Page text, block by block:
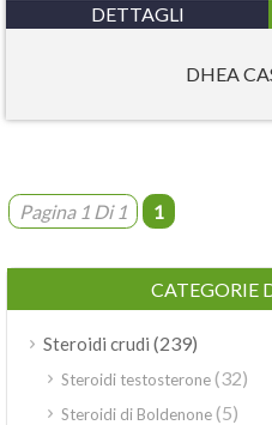
DETTAGLI
DHEA
Pagina 1 Di 1 1
CATEGORIE
Steroidi crudi (239)
Steroidi testosterone(32)
Steroidi di Boldenone(5)